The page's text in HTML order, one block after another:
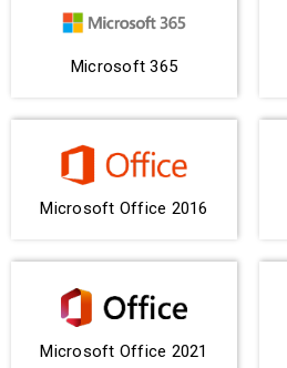
Microsoft 365
Microsoft Office 2016
Microsoft Office 2021